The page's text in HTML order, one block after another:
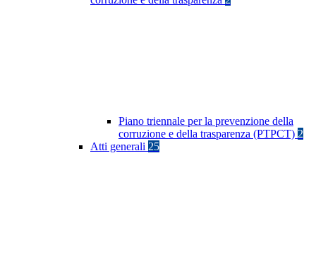
Piano triennale per la prevenzione della
corruzione e della trasparenza (PTPCT) 2
Atti generali 25